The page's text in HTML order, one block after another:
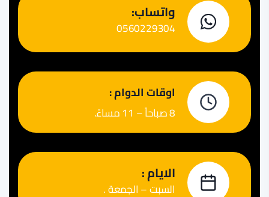
واتساب:
0560229304
اوقات الدوام :
8 صباحاً – 11 مساءً.
الايام :
السبت – الجمعة .